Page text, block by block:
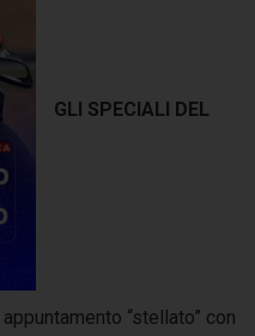
GLI SPECIALI DEL
appuntamento “stellato” con